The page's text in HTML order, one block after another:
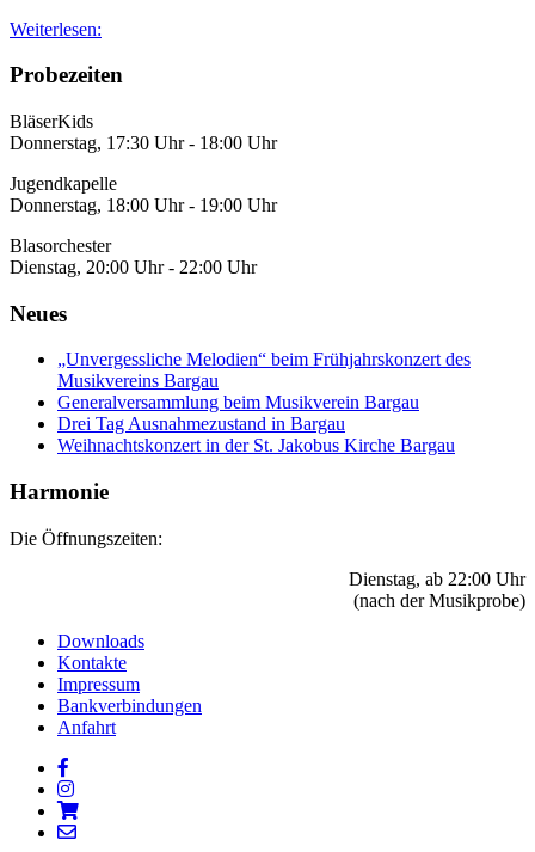
Weiterlesen:
Probezeiten
BläserKids
Donnerstag, 17:30 Uhr - 18:00 Uhr
Jugendkapelle
Donnerstag, 18:00 Uhr - 19:00 Uhr
Blasorchester
Dienstag, 20:00 Uhr - 22:00 Uhr
Neues
„Unvergessliche Melodien“ beim Frühjahrskonzert des
Musikvereins Bargau
Generalversammlung beim Musikverein Bargau
Drei Tag Ausnahmezustand in Bargau
Weihnachtskonzert in der St. Jakobus Kirche Bargau
Harmonie
Die Öffnungszeiten:
Dienstag, ab 22:00 Uhr
(nach der Musikprobe)
Downloads
Kontakte
Impressum
Bankverbindungen
Anfahrt